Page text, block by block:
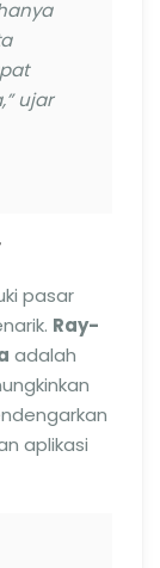
ujar
pasar
Ray-
adalah
aplikasi